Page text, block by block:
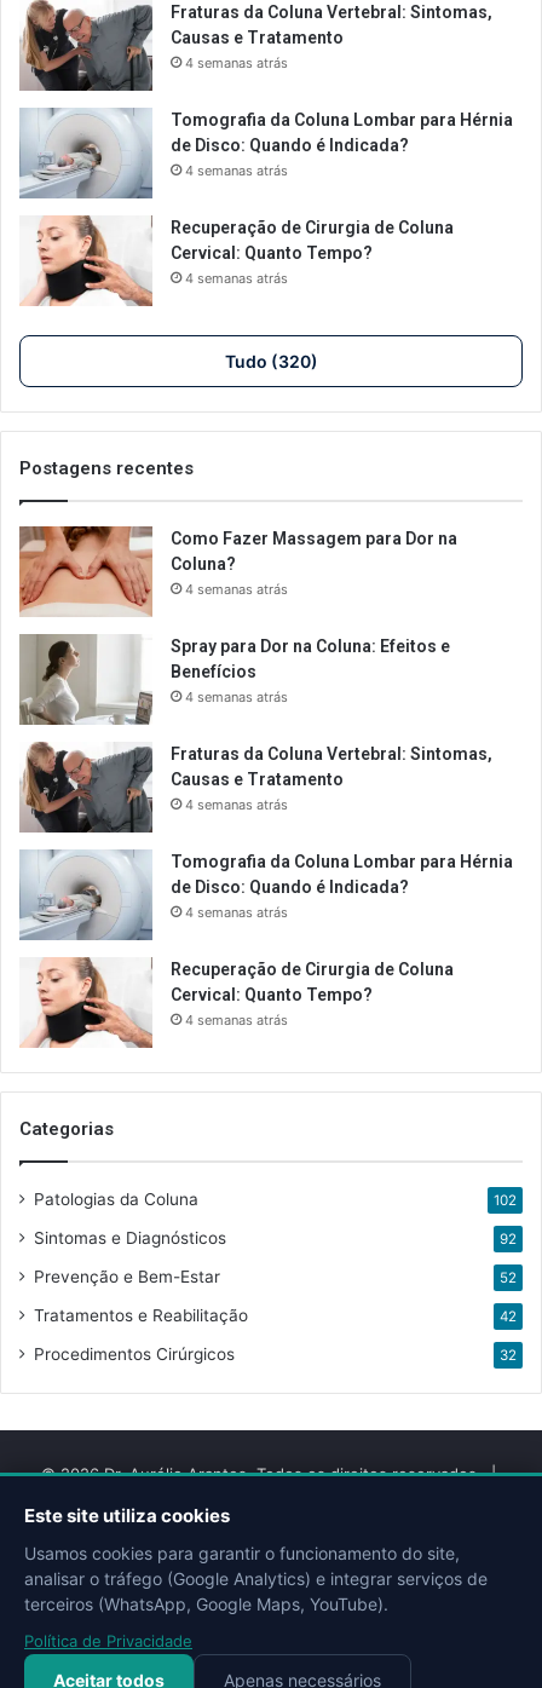
Fraturas da Coluna Vertebral: Sintomas,
Causas e Tratamento
4 semanas atrás
Tomografia da Coluna Lombar para Hérnia
de Disco: Quando é Indicada?
4 semanas atrás
Recuperação de Cirurgia de Coluna
Cervical: Quanto Tempo?
4 semanas atrás
Tudo (320)
Postagens recentes
Como Fazer Massagem para Dor na
Coluna?
4 semanas atrás
Spray para Dor na Coluna: Efeitos e
Benefícios
4 semanas atrás
Fraturas da Coluna Vertebral: Sintomas,
Causas e Tratamento
4 semanas atrás
Tomografia da Coluna Lombar para Hérnia
de Disco: Quando é Indicada?
4 semanas atrás
Recuperação de Cirurgia de Coluna
Cervical: Quanto Tempo?
4 semanas atrás
Categorias
Patologias da Coluna 102
Sintomas e Diagnósticos 92
Prevenção e Bem-Estar 52
Tratamentos e Reabilitação 42
Procedimentos Cirúrgicos 32
© 2026 Dr. Aurélio Arantes. Todos os direitos reservados. |
Desenvolvido por
FacebookYouTubeInstagram
Site DoctoraliaEscavador
Este site utiliza cookies
Usamos cookies para garantir o funcionamento do site,
analisar o tráfego (Google Analytics) e integrar serviços de
terceiros (WhatsApp, Google Maps, YouTube).
Política de Privacidade
Aceitar todos Apenas necessários